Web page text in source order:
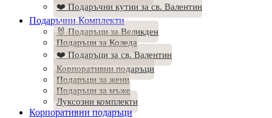
❤️ Подаръчни кутии за св. Валентин
Подаръчни Комплекти
🐰 Подаръци за Великден
Подаръци за Коледа
❤️ Подаръци за св. Валентин
Корпоративни подаръци
Подаръци за жени
Подаръци за мъже
Луксозни комплекти
Корпоративни подаръци